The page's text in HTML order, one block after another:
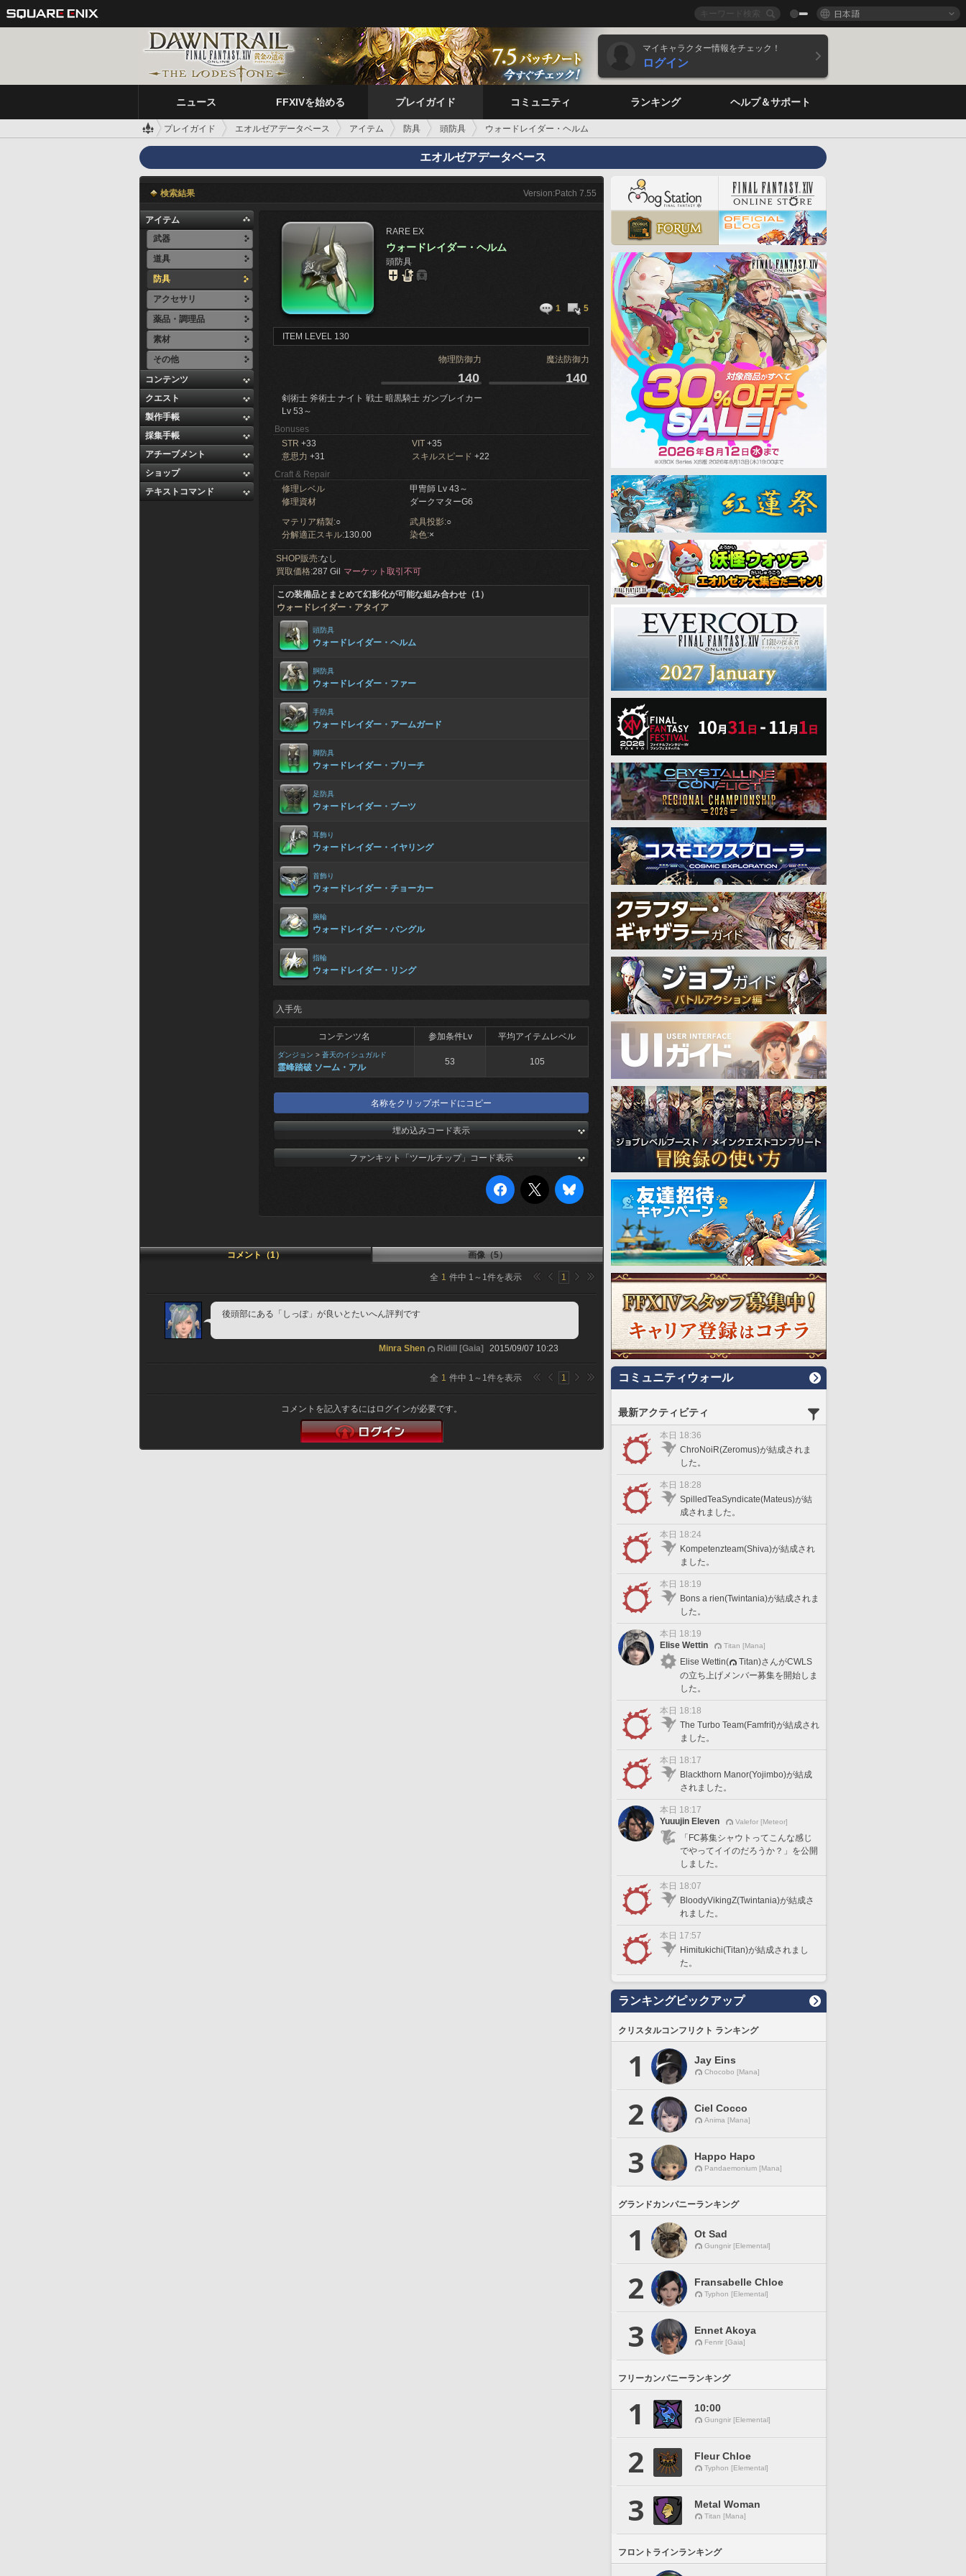
日本語
マイキャラクター情報をチェック！
ログイン
ニュース FFXIVを始める プレイガイド コミュニティ ランキング ヘルプ＆サポート
プレイガイド エオルゼアデータベース アイテム 防具 頭防具 ウォードレイダー・ヘルム
エオルゼアデータベース
検索結果 Version:Patch 7.55
アイテム
武器
道具
防具
アクセサリ
薬品・調理品
素材
その他
コンテンツ
クエスト
製作手帳
採集手帳
アチーブメント
ショップ
テキストコマンド
RARE EX
ウォードレイダー・ヘルム
頭防具
1 5
ITEM LEVEL 130
物理防御力 魔法防御力
140 140
剣術士 斧術士 ナイト 戦士 暗黒騎士 ガンブレイカー
Lv 53～
Bonuses
STR +33 VIT +35
意思力 +31 スキルスピード +22
Craft & Repair
修理レベル
甲冑師 Lv 43～
修理資材
ダークマターG6
マテリア精製:○ 武具投影:○
分解適正スキル:130.00 染色:×
SHOP販売:なし
買取価格:287 Gil マーケット取引不可
この装備品とまとめて幻影化が可能な組み合わせ（1）
ウォードレイダー・アタイア
頭防具
ウォードレイダー・ヘルム
胴防具
ウォードレイダー・ファー
手防具
ウォードレイダー・アームガード
脚防具
ウォードレイダー・ブリーチ
足防具
ウォードレイダー・ブーツ
耳飾り
ウォードレイダー・イヤリング
首飾り
ウォードレイダー・チョーカー
腕輪
ウォードレイダー・バングル
指輪
ウォードレイダー・リング
入手先
コンテンツ名 参加条件Lv 平均アイテムレベル
ダンジョン > 蒼天のイシュガルド
霊峰踏破 ソーム・アル
53 105
名称をクリップボードにコピー
埋め込みコード表示
ファンキット「ツールチップ」コード表示
コメント（1） 画像（5）
全 1 件中 1 ～ 1件を表示 1
後頭部にある「しっぽ」が良いとたいへん評判です
Minra Shen Ridill [Gaia] 2015/09/07 10:23
全 1 件中 1 ～ 1件を表示 1
コメントを記入するにはログインが必要です。
コミュニティウォール
最新アクティビティ
本日 18:36
ChroNoiR(Zeromus)が結成されま
した。
本日 18:28
SpilledTeaSyndicate(Mateus)が結
成されました。
本日 18:24
Kompetenzteam(Shiva)が結成され
ました。
本日 18:19
Bons a rien(Twintania)が結成されま
した。
本日 18:19
Elise Wettin
Titan [Mana]
Elise Wettin(
Titan)さんがCWLS
の立ち上げメンバー募集を開始しま
した。
本日 18:18
The Turbo Team(Famfrit)が結成され
ました。
本日 18:17
Blackthorn Manor(Yojimbo)が結成
されました。
本日 18:17
Yuuujin Eleven
Valefor [Meteor]
「FC募集シャウトってこんな感じ
でやってイイのだろうか？」を公開
しました。
本日 18:07
BloodyVikingZ(Twintania)が結成さ
れました。
本日 17:57
Himitukichi(Titan)が結成されまし
た。
ランキングピックアップ
クリスタルコンフリクト ランキング
1 Jay Eins
Chocobo [Mana]
2 Ciel Cocco
Anima [Mana]
3 Happo Hapo
Pandaemonium [Mana]
グランドカンパニーランキング
1 Ot Sad
Gungnir [Elemental]
2 Fransabelle Chloe
Typhon [Elemental]
3 Ennet Akoya
Fenrir [Gaia]
フリーカンパニーランキング
1 10:00
Gungnir [Elemental]
2 Fleur Chloe
Typhon [Elemental]
3 Metal Woman
Titan [Mana]
フロントラインランキング